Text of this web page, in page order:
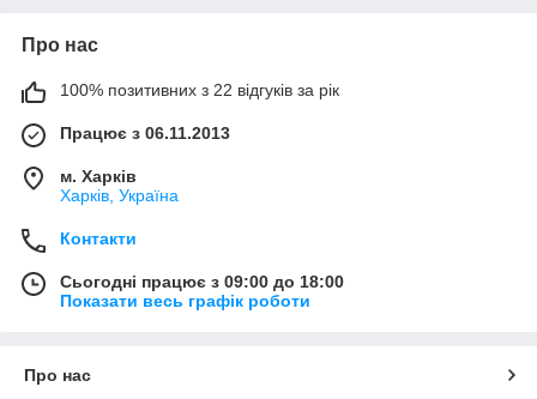
Про нас
100% позитивних з 22 відгуків за рік
Працює з 06.11.2013
м. Харків
Харків, Україна
Контакти
Сьогодні працює з 09:00 до 18:00
Показати весь графік роботи
Про нас